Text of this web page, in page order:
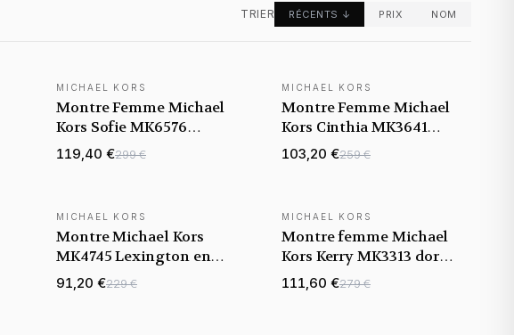
TRIER RÉCENTS ↓ PRIX NOM
MICHAEL KORS
Montre Femme Michael
Kors Sofie MK6576
métal plaqué or rose
119,40 €299 €
MICHAEL KORS
Montre Femme Michael
Kors Cinthia MK3641
Argent
103,20 €259 €
MICHAEL KORS
Montre Michael Kors
MK4745 Lexington en
Acier Bicolore et Cadran
Nacré
91,20 €229 €
MICHAEL KORS
Montre femme Michael
Kors Kerry MK3313 dorée
rose maillons
rectangulaires
111,60 €279 €